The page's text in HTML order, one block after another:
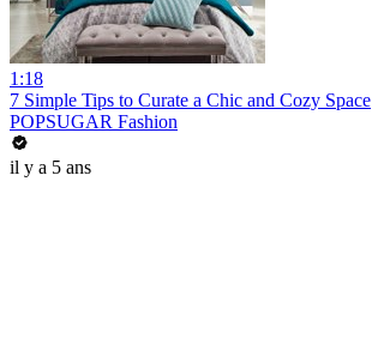
1:18
7 Simple Tips to Curate a Chic and Cozy Space
POPSUGAR Fashion
il y a 5 ans